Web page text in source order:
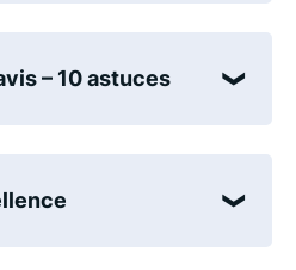
– 10 astuces